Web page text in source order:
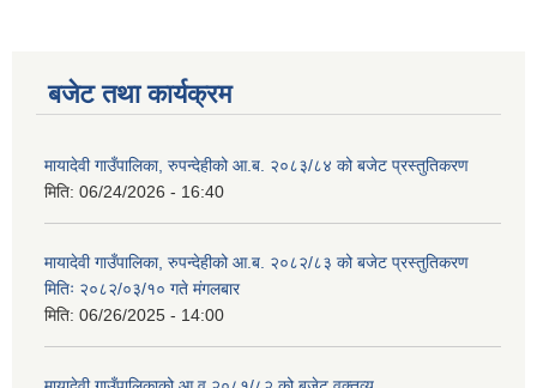
बजेट तथा कार्यक्रम
मायादेवी गाउँपालिका, रुपन्देहीको आ.ब. २०८३/८४ को बजेट प्रस्तुतिकरण
मिति: 06/24/2026 - 16:40
मायादेवी गाउँपालिका, रुपन्देहीको आ.ब. २०८२/८३ को बजेट प्रस्तुतिकरण
मितिः २०८२/०३/१० गते मंगलबार
मिति: 06/26/2025 - 14:00